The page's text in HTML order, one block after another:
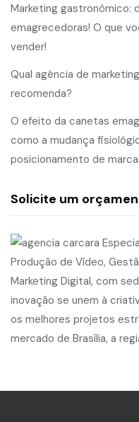
Marketing gastronômico:
emagrecedoras! O que
vender!
Qual agência de
recomenda?
O efeito da canetas
como a mudança
posicionamento de
Solicite um